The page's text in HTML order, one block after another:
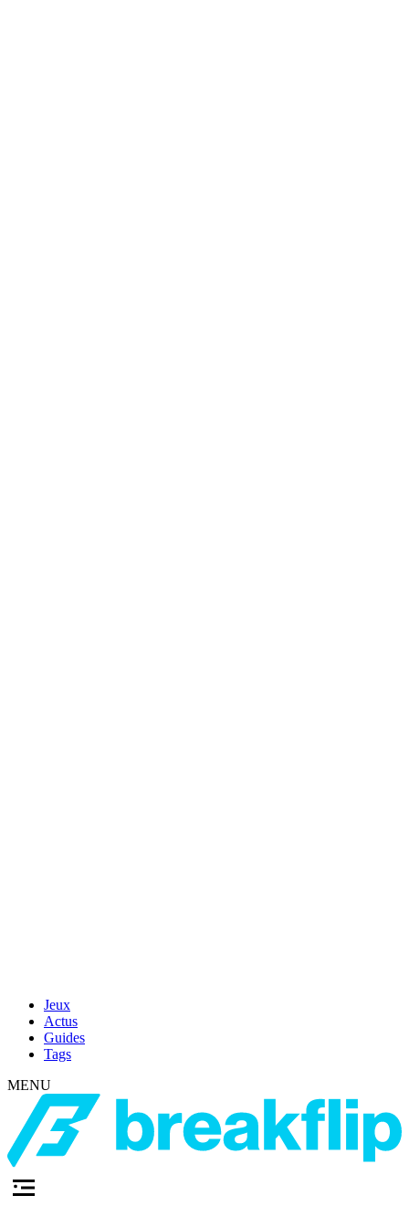
Jeux
Actus
Guides
Tags
MENU